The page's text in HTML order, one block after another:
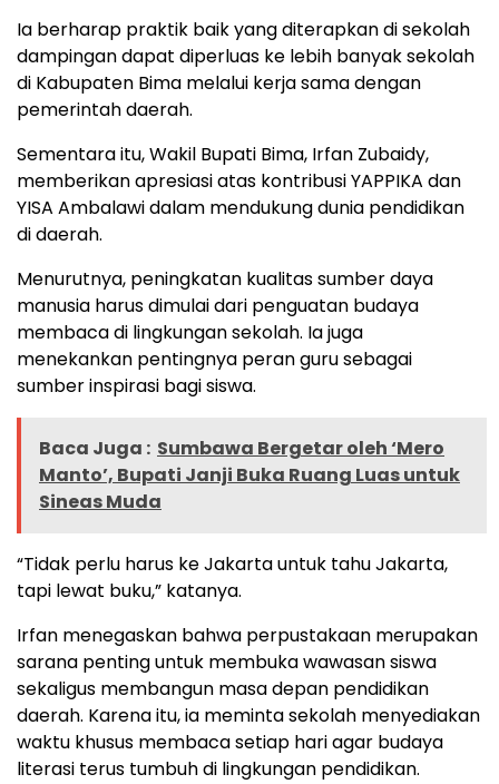
Ia berharap praktik baik yang diterapkan di sekolah
dampingan dapat diperluas ke lebih banyak sekolah
di Kabupaten Bima melalui kerja sama dengan
pemerintah daerah.
Sementara itu, Wakil Bupati Bima, Irfan Zubaidy,
memberikan apresiasi atas kontribusi YAPPIKA dan
YISA Ambalawi dalam mendukung dunia pendidikan
di daerah.
Menurutnya, peningkatan kualitas sumber daya
manusia harus dimulai dari penguatan budaya
membaca di lingkungan sekolah. Ia juga
menekankan pentingnya peran guru sebagai
sumber inspirasi bagi siswa.
Baca Juga : Sumbawa Bergetar oleh ‘Mero
Manto’, Bupati Janji Buka Ruang Luas untuk
Sineas Muda
“Tidak perlu harus ke Jakarta untuk tahu Jakarta,
tapi lewat buku,” katanya.
Irfan menegaskan bahwa perpustakaan merupakan
sarana penting untuk membuka wawasan siswa
sekaligus membangun masa depan pendidikan
daerah. Karena itu, ia meminta sekolah menyediakan
waktu khusus membaca setiap hari agar budaya
literasi terus tumbuh di lingkungan pendidikan.